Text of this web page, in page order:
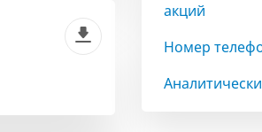
акций
Номер